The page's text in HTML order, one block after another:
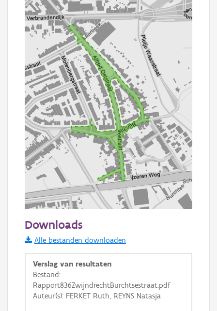
Informatie Vlaanderen
i
+ −
Downloads
Alle bestanden downloaden
Verslag van resultaten
Bestand:
Rapport836ZwijndrechtBurchtsestraat.pdf
Auteur(s): FERKET Ruth, REYNS Natasja